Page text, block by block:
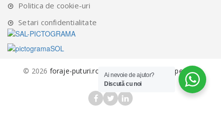
Politica de cookie-uri
Setari confidentialitate
© 2026 foraje-puturi.ro. Created byalfadevelopers.ro
Ai nevoie de ajutor?
Discută cu noi